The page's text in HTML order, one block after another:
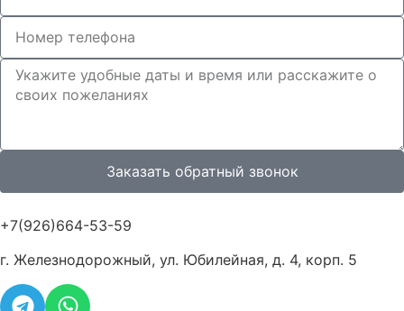
Заказать обратный звонок
+7(926)664-53-59
г. Железнодорожный, ул. Юбилейная, д. 4, корп. 5